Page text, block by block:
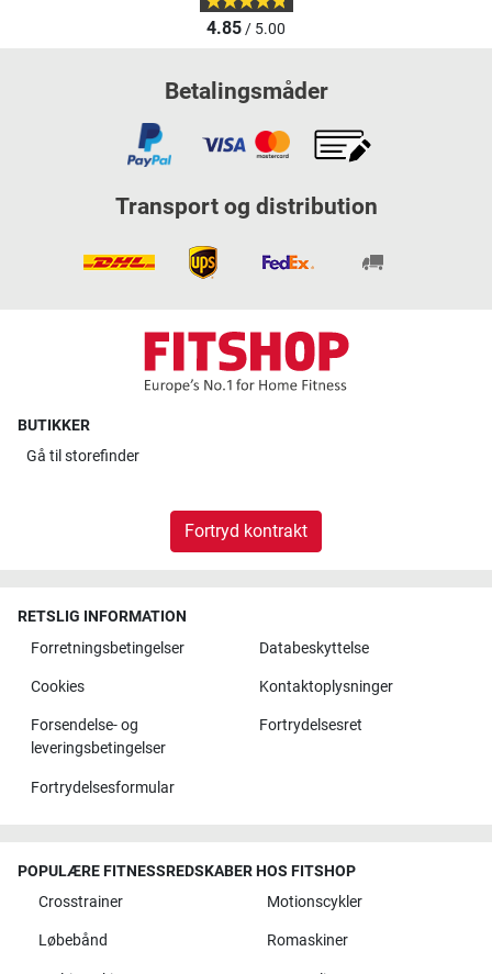
4.85/ 5.00
Betalingsmåder
Transport og distribution
BUTIKKER
Gå til storefinder
Fortryd kontrakt
RETSLIG INFORMATION
Forretningsbetingelser
Databeskyttelse
Cookies Kontaktoplysninger
Forsendelse- og
leveringsbetingelser
Fortrydelsesret
Fortrydelsesformular
POPULÆRE FITNESSREDSKABER HOS FITSHOP
Crosstrainer
Motionscykler
Løbebånd Romaskiner